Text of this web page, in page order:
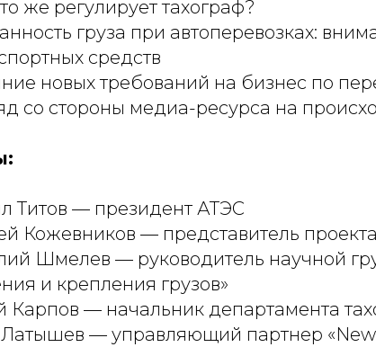
же регулирует тахограф?
груза при автоперевозках:
средств
новых требований на бизнес по
со стороны медиа-ресурса на
Титов — президент АТЭС
Кожевников — представитель проекта
Шмелев — руководитель научной
и крепления грузов»
Карпов — начальник департамента
— управляющий партнер